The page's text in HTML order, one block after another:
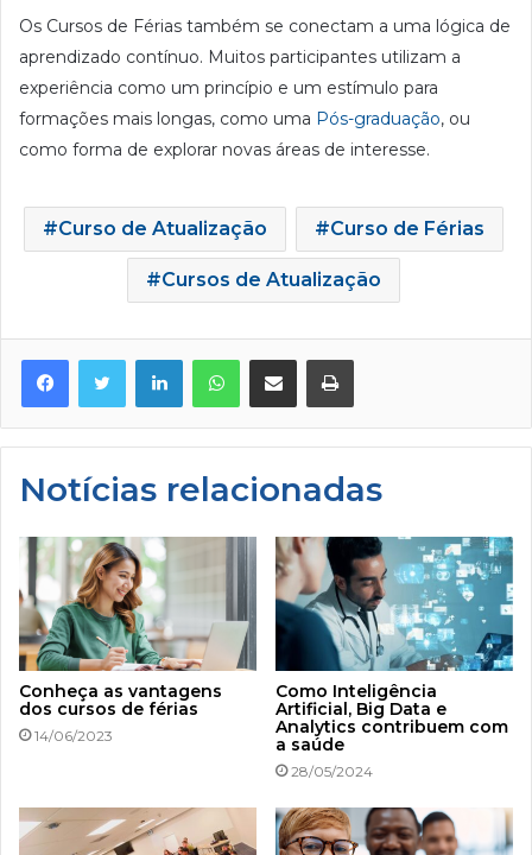
Os Cursos de Férias também se conectam a uma lógica de
aprendizado contínuo. Muitos participantes utilizam a
experiência como um princípio e um estímulo para
formações mais longas, como uma Pós-graduação, ou
como forma de explorar novas áreas de interesse.
Curso de Atualização Curso de Férias
Cursos de Atualização
Linkedin WhatsApp
Notícias relacionadas
Conheça as vantagens
dos cursos de férias
14/06/2023
Como Inteligência
Artificial, Big Data e
Analytics contribuem com
a saúde
28/05/2024